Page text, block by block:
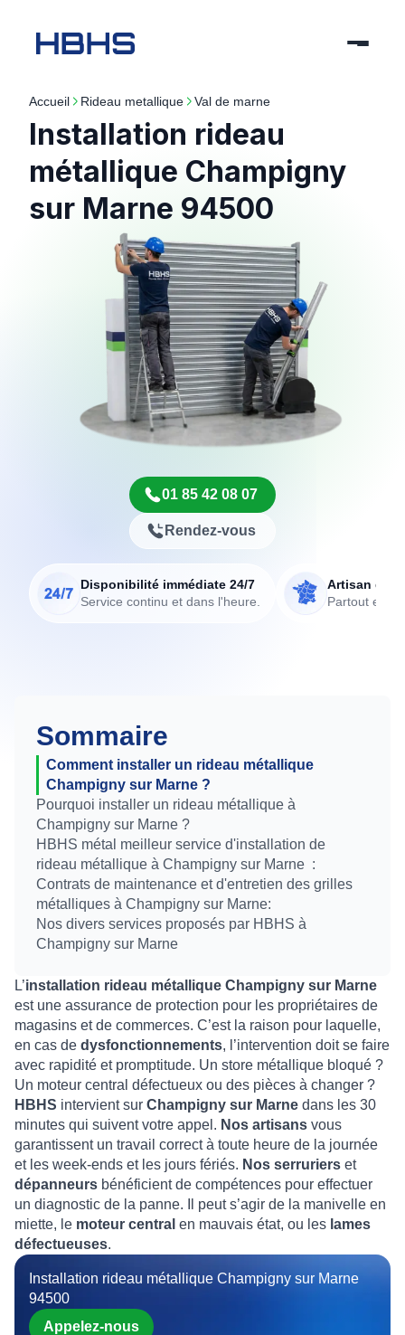
Accueil rideau metallique val de marne
Installation rideau
métallique Champigny
sur Marne 94500
01 85 42 08 07
Rendez-vous
Disponibilité immédiate 24/7
Service continu et dans l'heure.
Artisan de
Partout en
Sommaire
Comment installer un rideau métallique
Champigny sur Marne ?
Pourquoi installer un rideau métallique à
Champigny sur Marne ?
HBHS métal meilleur service d'installation de
rideau métallique à Champigny sur Marne :
Contrats de maintenance et d'entretien des grilles
métalliques à Champigny sur Marne:
Nos divers services proposés par HBHS à
Champigny sur Marne
L’installation rideau métallique Champigny sur Marne
est une assurance de protection pour les propriétaires de
magasins et de commerces. C’est la raison pour laquelle,
en cas de dysfonctionnements, l’intervention doit se faire
avec rapidité et promptitude. Un store métallique bloqué ?
Un moteur central défectueux ou des pièces à changer ?
HBHS intervient sur Champigny sur Marne dans les 30
minutes qui suivent votre appel. Nos artisans vous
garantissent un travail correct à toute heure de la journée
et les week-ends et les jours fériés. Nos serruriers et
dépanneurs bénéficient de compétences pour effectuer
un diagnostic de la panne. Il peut s’agir de la manivelle en
miette, le moteur central en mauvais état, ou les lames
défectueuses.
Installation rideau métallique Champigny sur Marne
94500
Appelez-nous